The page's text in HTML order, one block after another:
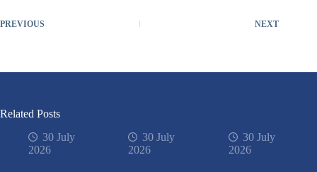
PREVIOUS NEXT
Related Posts
30 July
2026
30 July
2026
30 July
2026